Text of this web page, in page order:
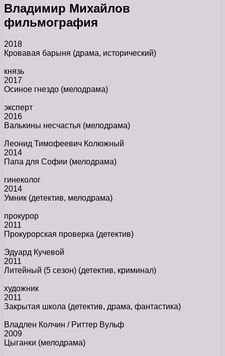
Владимир Михайлов
фильмография
2018
Кровавая барыня (драма, исторический)
князь
2017
Осиное гнездо (мелодрама)
эксперт
2016
Валькины несчастья (мелодрама)
Леонид Тимофеевич Колюжный
2014
Папа для Софии (мелодрама)
гинеколог
2014
Умник (детектив, мелодрама)
прокурор
2011
Прокурорская проверка (детектив)
Эдуард Кучевой
2011
Литейный (5 сезон) (детектив, криминал)
художник
2011
Закрытая школа (детектив, драма, фантастика)
Владлен Колчин / Риттер Вульф
2009
Цыганки (мелодрама)